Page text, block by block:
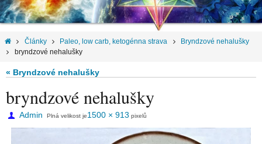
Články Paleo, low carb, ketogénna strava
Bryndzové nehalušky
bryndzové nehalušky
« Bryndzové nehalušky
bryndzové nehalušky
Admin Plná velikost je1500 × 913 pixelů